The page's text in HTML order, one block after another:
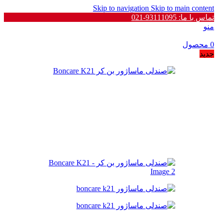
Skip to navigation Skip to main content
تماس با ما: 93111095-021
منو
0 محصول
جدید